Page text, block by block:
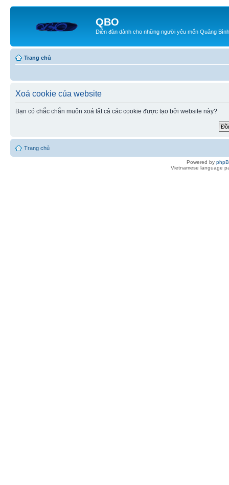
QBO
Diễn đàn dành cho những người yêu mến Quảng Bình
Trang chủ
Xoá cookie của website
Bạn có chắc chắn muốn xoá tất cả các cookie được tạo bởi website này?
Trang chủ
Powered by
Vietnamese language